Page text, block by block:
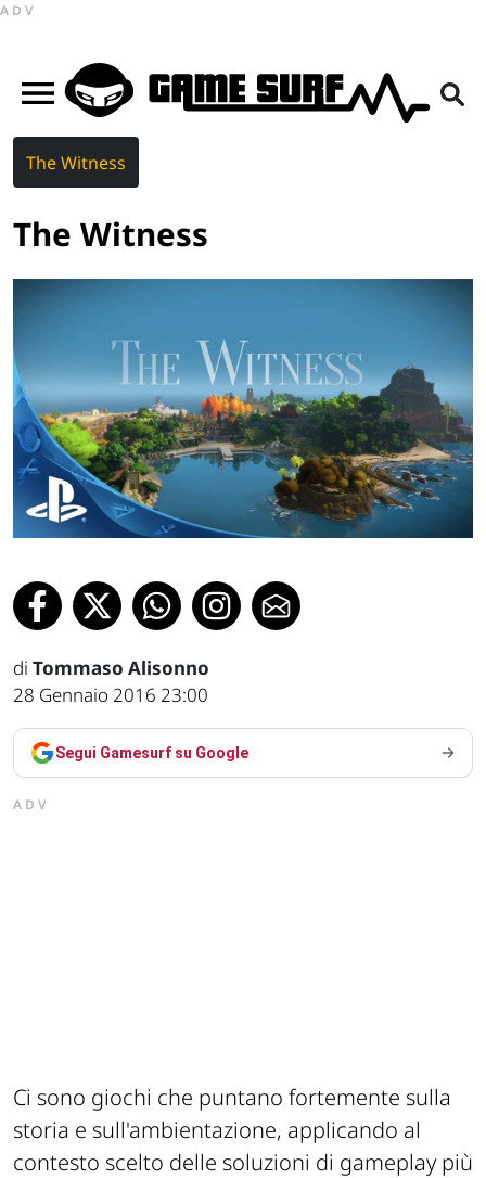
ADV
The Witness
The Witness
di Tommaso Alisonno
28 Gennaio 2016 23:00
Segui Gamesurf su Google
ADV
Ci sono giochi che puntano fortemente sulla
storia e sull'ambientazione, applicando al
contesto scelto delle soluzioni di gameplay più